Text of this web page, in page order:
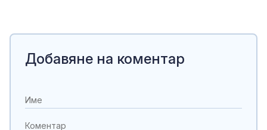
Добавяне на коментар